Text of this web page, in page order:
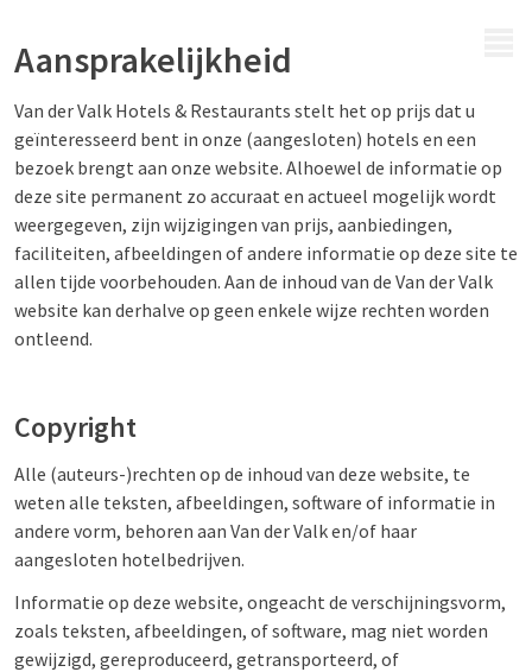
Aansprakelijkheid
Van der Valk Hotels & Restaurants stelt het op prijs dat u
geïnteresseerd bent in onze (aangesloten) hotels en een
bezoek brengt aan onze website. Alhoewel de informatie op
deze site permanent zo accuraat en actueel mogelijk wordt
weergegeven, zijn wijzigingen van prijs, aanbiedingen,
faciliteiten, afbeeldingen of andere informatie op deze site te
allen tijde voorbehouden. Aan de inhoud van de Van der Valk
website kan derhalve op geen enkele wijze rechten worden
ontleend.
Copyright
Alle (auteurs-)rechten op de inhoud van deze website, te
weten alle teksten, afbeeldingen, software of informatie in
andere vorm, behoren aan Van der Valk en/of haar
aangesloten hotelbedrijven.
Informatie op deze website, ongeacht de verschijningsvorm,
zoals teksten, afbeeldingen, of software, mag niet worden
gewijzigd, gereproduceerd, getransporteerd, of